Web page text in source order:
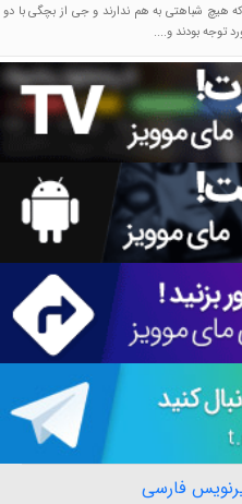
هیچ شباهتی به هم ندارند و جی از بچگی با دو
توجه بودند و....
فارسی